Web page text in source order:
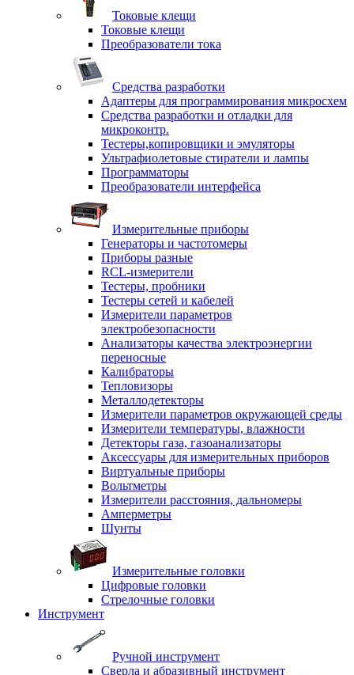
Токовые клещи
Токовые клещи
Преобразователи тока
Средства разработки
Адаптеры для программирования микросхем
Средства разработки и отладки для
микроконтр.
Тестеры,копировщики и эмуляторы
Ультрафиолетовые стиратели и лампы
Программаторы
Преобразователи интерфейса
Измерительные приборы
Генераторы и частотомеры
Приборы разные
RCL-измерители
Тестеры, пробники
Тестеры сетей и кабелей
Измерители параметров
электробезопасности
Анализаторы качества электроэнергии
переносные
Калибраторы
Тепловизоры
Металлодетекторы
Измерители параметров окружающей среды
Измерители температуры, влажности
Детекторы газа, газоанализаторы
Аксессуары для измерительных приборов
Виртуальные приборы
Вольтметры
Измерители расстояния, дальномеры
Амперметры
Шунты
Измерительные головки
Цифровые головки
Стрелочные головки
Инструмент
Ручной инструмент
Сверла и абразивный инструмент